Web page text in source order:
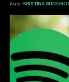
Autor:KRISTÍNA